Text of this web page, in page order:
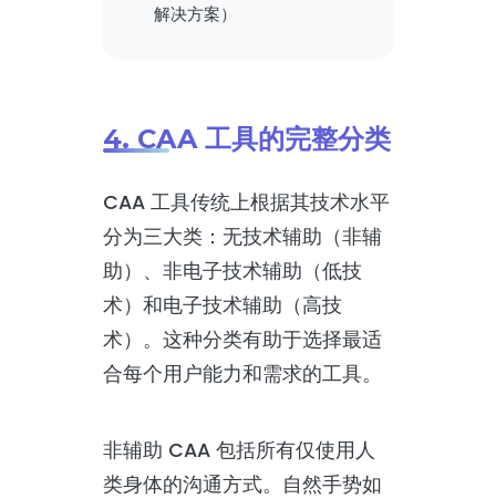
解决方案）
4. CAA 工具的完整分类
CAA 工具传统上根据其技术水平
分为三大类：无技术辅助（非辅
助）、非电子技术辅助（低技
术）和电子技术辅助（高技
术）。这种分类有助于选择最适
合每个用户能力和需求的工具。
非辅助 CAA 包括所有仅使用人
类身体的沟通方式。自然手势如